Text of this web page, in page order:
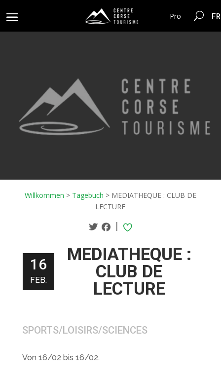
Pro
Willkommen > Tagebuch > MEDIATHEQUE : CLUB DE
LECTURE
|
16
FEB.
MEDIATHEQUE :
CLUB DE
LECTURE
SPORTS/LOISIRS/SCIENCES
Von 16/02 bis 16/02.